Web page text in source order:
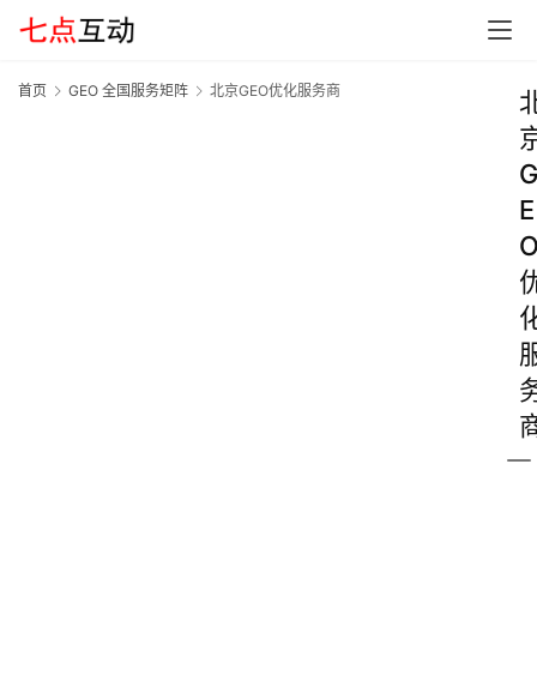
首页 GEO 全国服务矩阵 北京GEO优化服务商
G
E